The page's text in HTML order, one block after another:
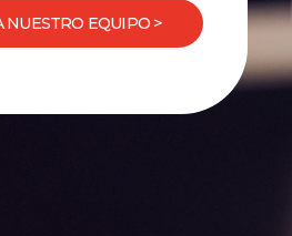
NUESTRO EQUIPO >